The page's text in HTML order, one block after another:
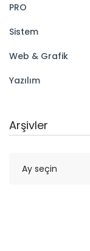
PRO
Sistem
Web & Grafik
Yazılım
Arşivler